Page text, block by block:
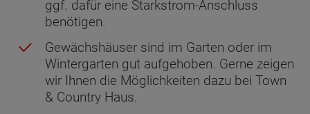
ggf. dafür eine Starkstrom-Anschluss
benötigen.
Gewächshäuser sind im Garten oder im
Wintergarten gut aufgehoben. Gerne zeigen
wir Ihnen die Möglichkeiten dazu bei Town
& Country Haus.